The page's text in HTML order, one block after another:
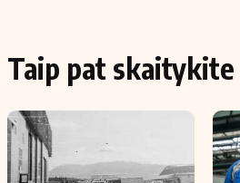
Taip pat skaitykite